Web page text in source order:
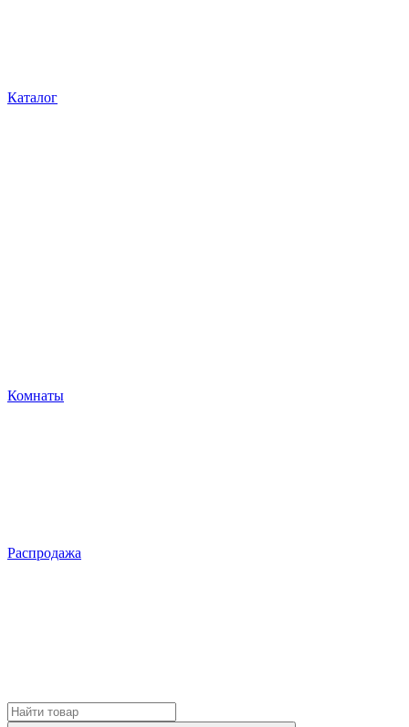
Каталог
Комнаты
Распродажа